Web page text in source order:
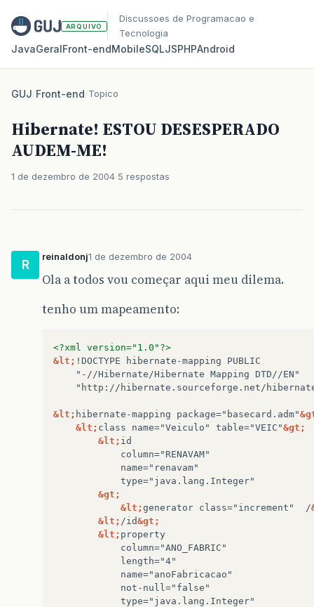
ARQUIVO
Discussoes de Programacao e
Tecnologia
JavaGeralFront‑endMobileSQLJSPHPAndroid
GUJ/Front-end/Topico
Hibernate! ESTOU DESESPERADO
AUDEM-ME!
1 de dezembro de 2004 5 respostas
R
reinaldonj1 de dezembro de 2004
Ola a todos vou começar aqui meu dilema.
tenho um mapeamento:
<?xml version="1.0"?>
&lt; !DOCTYPE hibernate-mapping
"-//Hibernate/Hibernate Mapping
"http://hibernate.sourceforge.net/
&lt; hibernate-mapping package="basecard.adm"
&lt; class name="Veiculo" table="VEIC"&gt;
&lt;
type="java.lang.Integer"
&gt;
&lt; generator class="increment" /
&lt; /id&gt;
&lt;
type="java.lang.Integer"